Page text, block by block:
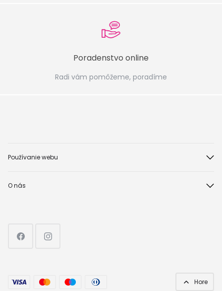
Poradenstvo online
Radi vám pomôžeme, poradíme
Používanie webu
O nás
Hore